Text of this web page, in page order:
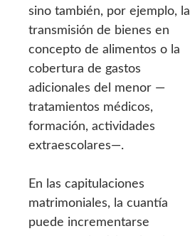
sino también, por ejemplo, la
transmisión de bienes en
concepto de alimentos o la
cobertura de gastos
adicionales del menor —
tratamientos médicos,
formación, actividades
extraescolares—.
En las capitulaciones
matrimoniales, la cuantía
puede incrementarse